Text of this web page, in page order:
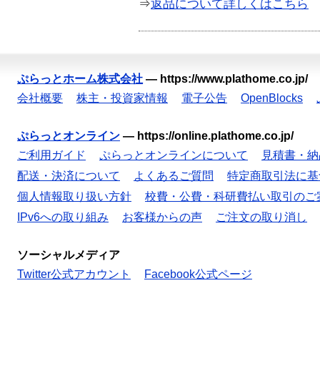
⇒返品について詳しくはこちら
ぷらっとホーム株式会社 — https://www.plathome.co.jp/
会社概要
株主・投資家情報 電子公告 OpenBlocks
ぷらっとオンライン — https://online.plathome.co.jp/
ご利用ガイド
ぷらっとオンラインについて
見積書・
配送・決済について
よくあるご質問
特定商取引法に
個人情報取り扱い方針
校費・公費・科研費払い取引のご
IPv6への取り組み
お客様からの声 ご注文の取り消し
ソーシャルメディア
Twitter公式アカウント
Facebook公式ページ